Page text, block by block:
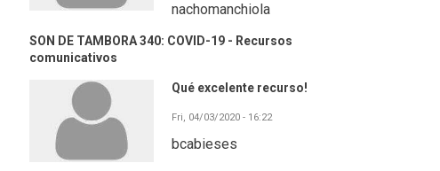
nachomanchiola
SON DE TAMBORA 340: COVID-19 - Recursos
comunicativos
Qué excelente recurso!
Fri, 04/03/2020 - 16:22
bcabieses